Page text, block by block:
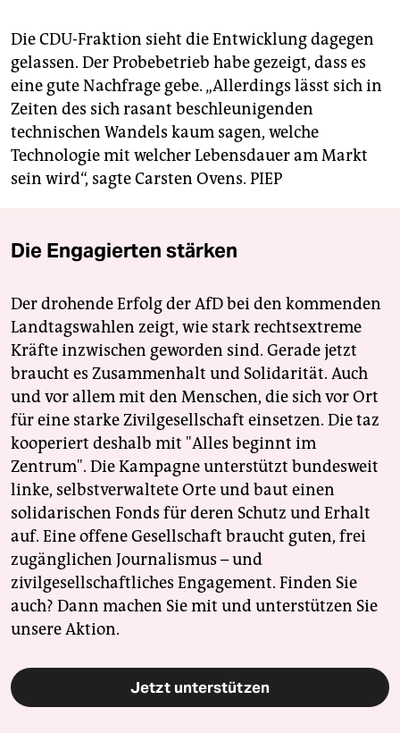
Die CDU-Fraktion sieht die Entwicklung dagegen
gelassen. Der Probebetrieb habe gezeigt, dass es
eine gute Nachfrage gebe. „Allerdings lässt sich in
Zeiten des sich rasant beschleunigenden
technischen Wandels kaum sagen, welche
Technologie mit welcher Lebensdauer am Markt
sein wird“, sagte Carsten Ovens. PIEP
Die Engagierten stärken
Der drohende Erfolg der AfD bei den kommenden
Landtagswahlen zeigt, wie stark rechtsextreme
Kräfte inzwischen geworden sind. Gerade jetzt
braucht es Zusammenhalt und Solidarität. Auch
und vor allem mit den Menschen, die sich vor Ort
für eine starke Zivilgesellschaft einsetzen. Die taz
kooperiert deshalb mit "Alles beginnt im
Zentrum". Die Kampagne unterstützt bundesweit
linke, selbstverwaltete Orte und baut einen
solidarischen Fonds für deren Schutz und Erhalt
auf. Eine offene Gesellschaft braucht guten, frei
zugänglichen Journalismus – und
zivilgesellschaftliches Engagement. Finden Sie
auch? Dann machen Sie mit und unterstützen Sie
unsere Aktion.
Jetzt unterstützen